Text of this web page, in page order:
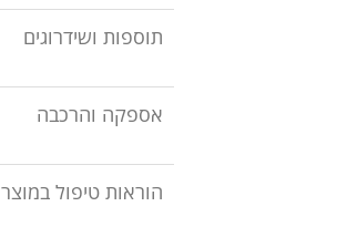
תוספות ושידרוגים
אספקה והרכבה
הוראות טיפול במוצר